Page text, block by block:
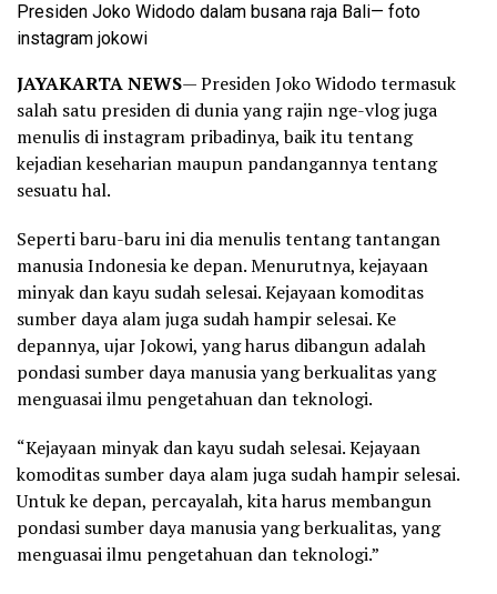
Presiden Joko Widodo dalam busana raja Bali— foto
instagram jokowi
JAYAKARTA NEWS— Presiden Joko Widodo termasuk
salah satu presiden di dunia yang rajin nge-vlog juga
menulis di instagram pribadinya, baik itu tentang
kejadian keseharian maupun pandangannya tentang
sesuatu hal.
Seperti baru-baru ini dia menulis tentang tantangan
manusia Indonesia ke depan. Menurutnya, kejayaan
minyak dan kayu sudah selesai. Kejayaan komoditas
sumber daya alam juga sudah hampir selesai. Ke
depannya, ujar Jokowi, yang harus dibangun adalah
pondasi sumber daya manusia yang berkualitas yang
menguasai ilmu pengetahuan dan teknologi.
“Kejayaan minyak dan kayu sudah selesai. Kejayaan
komoditas sumber daya alam juga sudah hampir selesai.
Untuk ke depan, percayalah, kita harus membangun
pondasi sumber daya manusia yang berkualitas, yang
menguasai ilmu pengetahuan dan teknologi.”